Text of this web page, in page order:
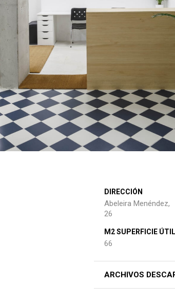
DIRECCIÓN
Abeleira Menéndez,
26
M2 SUPERFICIE ÚTIL
66
ARCHIVOS